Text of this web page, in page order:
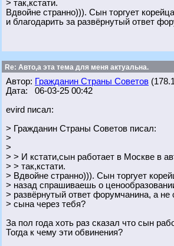
> так,кстати.
Вдвойне странно))). Сын торгует
и благодарить за развёрнутый ответ
Re: Авто,а эта тема для меня актуальна.
Автор: Гражданин Страны Советов
Дата: 06-03-25 00:42
evird писал:
> Гражданин Страны Советов писал:
>
>
> > И кстати,сын работает в Москве в
> > так,кстати.
> Вдвойне странно))). Сын торгует
> назад спрашиваешь о
> развёрнутый ответ форумчанина, а
> сына через тебя?
За пол года хоть раз сказал что сын
Тогда к чему эти обвинения?